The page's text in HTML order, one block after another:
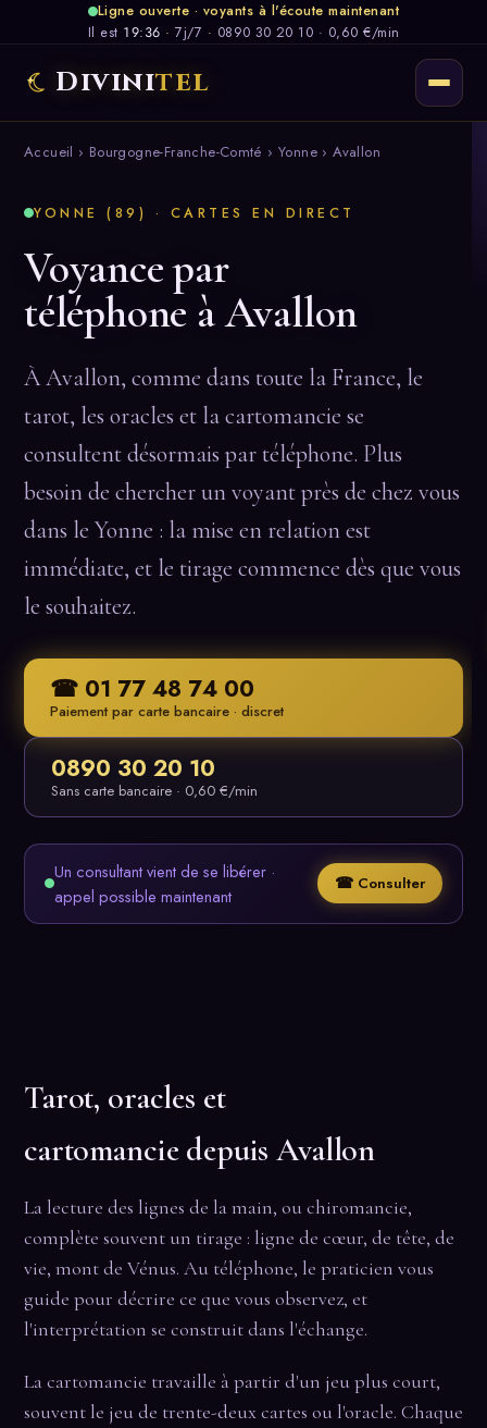
Ligne ouverte · voyants à l'écoute maintenant
Il est 19:36 · 7j/7 · 0890 30 20 10 · 0,60 €/min
Divinitel
Accueil › Bourgogne-Franche-Comté ›Yonne › Avallon
YONNE (89) · CARTES EN DIRECT
Voyance par
téléphone à Avallon
À Avallon, comme dans toute la France, le
tarot, les oracles et la cartomancie se
consultent désormais par téléphone. Plus
besoin de chercher un voyant près de chez vous
dans le Yonne : la mise en relation est
immédiate, et le tirage commence dès que vous
le souhaitez.
☎ 01 77 48 74 00
Paiement par carte bancaire · discret
0890 30 20 10
Sans carte bancaire · 0,60 €/min
Un consultant vient de se libérer ·
appel possible maintenant
☎ Consulter
Tarot, oracles et
cartomancie depuis Avallon
La lecture des lignes de la main, ou chiromancie,
complète souvent un tirage : ligne de cœur, de tête, de
vie, mont de Vénus. Au téléphone, le praticien vous
guide pour décrire ce que vous observez, et
l'interprétation se construit dans l'échange.
La cartomancie travaille à partir d'un jeu plus court,
souvent le jeu de trente-deux cartes ou l'oracle. Chaque